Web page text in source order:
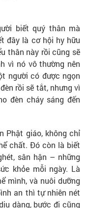
biết quý thân mà
đây là cơ hội hy hữu
thân này rồi cũng sẽ
vì nó vô thường nên
người có được ngọn
rồi sẽ tắt, nhưng vì
đèn cháy sáng đến
Phật giáo, không chỉ
chất. Đó còn là biết
sân hận – những
khỏe mỗi ngày. Là
mình, và nuôi dưỡng
an thì tự nhiên nét
dàng, bước đi cũng